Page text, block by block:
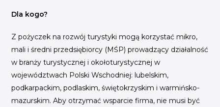
Dla kogo?
Z pożyczek na rozwój turystyki mogą korzystać mikro,
mali i średni przedsiębiorcy (MŚP) prowadzący działalność
w branży turystycznej i okołoturystycznej w
województwach Polski Wschodniej: lubelskim,
podkarpackim, podlaskim, świętokrzyskim i warmińsko-
mazurskim. Aby otrzymać wsparcie firma, nie musi być